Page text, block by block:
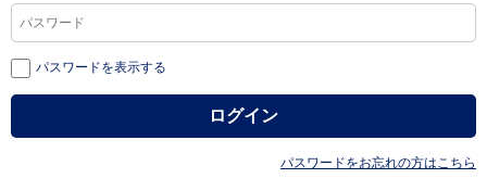
パスワードを表示する
パスワードをお忘れの方はこちら